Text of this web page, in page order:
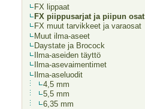
FX lippaat
FX piippusarjat ja piipun osat
FX muut tarvikkeet ja varaosat
Muut ilma-aseet
Daystate ja Brocock
Ilma-aseiden täyttö
Ilma-asevaimentimet
Ilma-aseluodit
4,5 mm
5,5 mm
6,35 mm